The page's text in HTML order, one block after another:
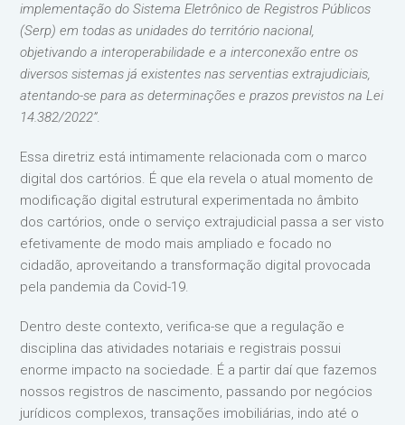
implementação do Sistema Eletrônico de Registros Públicos
(Serp) em todas as unidades do território nacional,
objetivando a interoperabilidade e a interconexão entre os
diversos sistemas já existentes nas serventias extrajudiciais,
atentando-se para as determinações e prazos previstos na Lei
14.382/2022”.
Essa diretriz está intimamente relacionada com o marco
digital dos cartórios. É que ela revela o atual momento de
modificação digital estrutural experimentada no âmbito
dos cartórios, onde o serviço extrajudicial passa a ser visto
efetivamente de modo mais ampliado e focado no
cidadão, aproveitando a transformação digital provocada
pela pandemia da Covid-19.
Dentro deste contexto, verifica-se que a regulação e
disciplina das atividades notariais e registrais possui
enorme impacto na sociedade. É a partir daí que fazemos
nossos registros de nascimento, passando por negócios
jurídicos complexos, transações imobiliárias, indo até o